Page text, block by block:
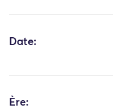
Date:
Ère: